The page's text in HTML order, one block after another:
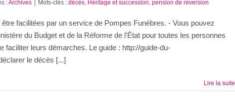
:Archives | Mots-clés : décès Héritage et succession pension de réversion
facilitées par un service de Pompes Funèbres. - Vous pouvez
du Budget et de la Réforme de l'État pour toutes les personnes
faciliter leurs démarches. Le guide : http://guide-du-
le décès [...]
Lire la suite